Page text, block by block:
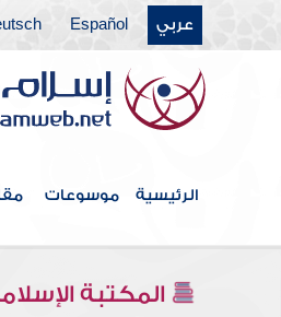
عربي Español
الرئيسية موسوعات
المكتبة